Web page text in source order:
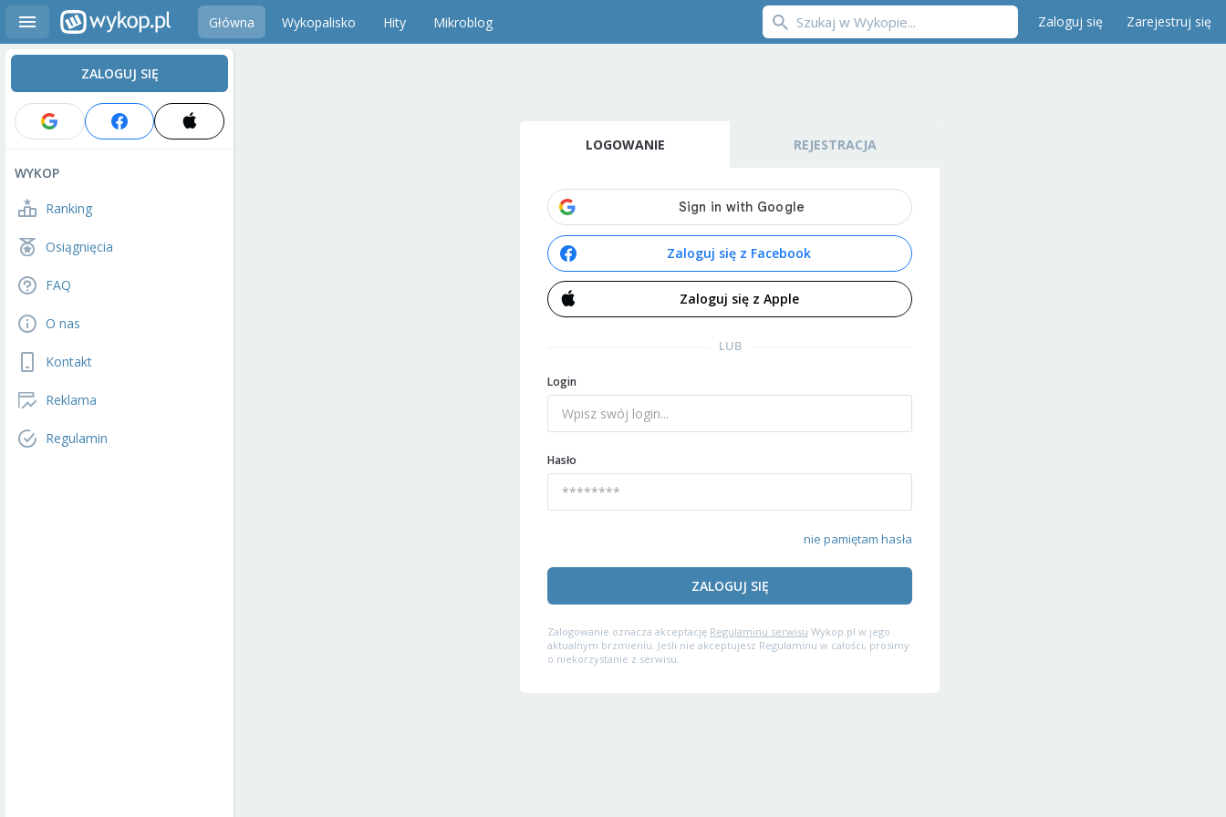
Główna Wykopalisko Hity Mikroblog Zaloguj się Zarejestruj się
ZALOGUJ SIĘ
WYKOP
Ranking
Osiągnięcia
FAQ
O nas
Kontakt
Reklama
Regulamin
LOGOWANIE REJESTRACJA
Zaloguj się z Facebook
Zaloguj się z Apple
LUB
Login
Hasło
nie pamiętam hasła
ZALOGUJ SIĘ
Zalogowanie oznacza akceptację Regulaminu serwisu Wykop.pl w jego
aktualnym brzmieniu. Jeśli nie akceptujesz Regulaminu w całości, prosimy
o niekorzystanie z serwisu.